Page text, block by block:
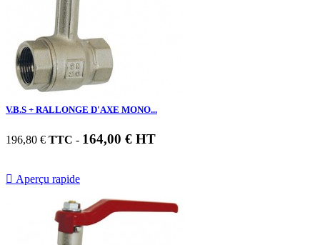
V.B.S + RALLONGE D'AXE MONO...
196,80 € TTC - 164,00 € HT
 Aperçu rapide